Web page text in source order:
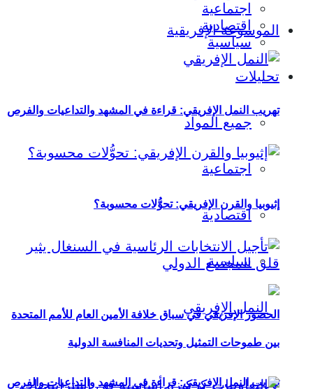
الموسوعة الإفريقية
تحليلات
جميع المواد
اجتماعية
اقتصادية
سياسية
تهريب النمل الإفريقي: قراءة في المشهد والتداعيات والفرص
اجتماعية
اقتصادية
سياسية
تهريب النمل الإفريقي: قراءة في المشهد والتداعيات والفرص
إثيوبيا والقرن الإفريقي: تحوُّلات محسوبة؟
الحضور الإفريقي في سباق خلافة الأمين العام للأمم المتحدة
بين طموحات التمثيل وتحديات المنافسة الدولية